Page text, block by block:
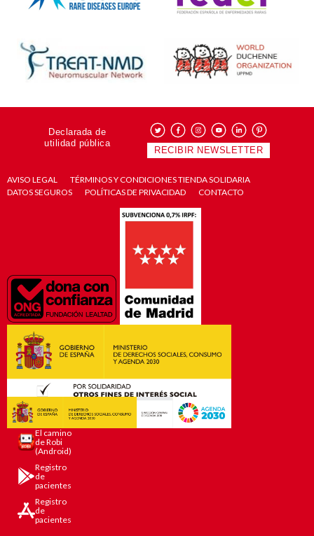
Declarada de
utilidad pública
RECIBIR NEWSLETTER
AVISO LEGAL
TÉRMINOS Y CONDICIONES TIENDA SOLIDARIA
DATOS SEGUROS
POLÍTICAS DE PRIVACIDAD CONTACTO
El camino
de Robi
(Android)
Registro
de
pacientes
Registro
de
pacientes